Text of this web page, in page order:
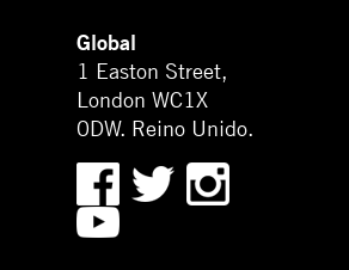
Global
1 Easton Street,
London WC1X
0DW. Reino Unido.